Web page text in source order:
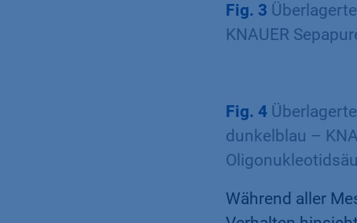
Fig. 3
KNAUER
Fig. 4
dunkelblau –
Während aller